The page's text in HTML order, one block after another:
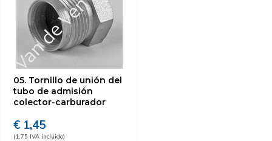
05. Tornillo de unión del
tubo de admisión
colector-carburador
€ 1,45
(1,75 IVA incluido)